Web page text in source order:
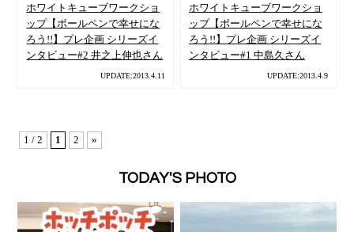
ホワイトキューブワークショ
ップ【ボールペンで幸せにな
ろう!!】プレ企画 シリーズイ
ンタビュー#2 井之上伸也さん
UPDATE:2013.4.11
ホワイトキューブワークショ
ップ【ボールペンで幸せにな
ろう!!】プレ企画 シリーズイ
ンタビュー#1 中島久さん
UPDATE:2013.4.9
1 / 2 1 2 »
TODAY'S PHOTO